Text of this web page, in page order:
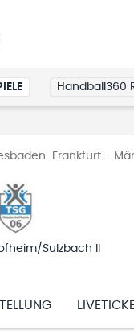
Handball360
Frankfurt -
Sulzbach II